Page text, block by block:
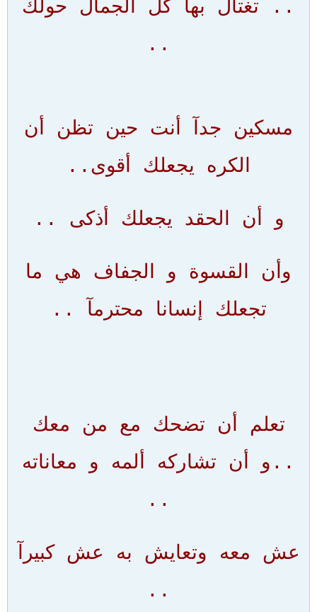
.. تغتال بها كل الجمال حولك
..
مسكين جدآ أنت حين تظن أن
الكره يجعلك أقوى..
و أن الحقد يجعلك أذكى ..
وأن القسوة و الجفاف هي ما
تجعلك إنسانا محترمآ ..
تعلم أن تضحك مع من معك
..و أن تشاركه ألمه و معاناته
..
عش معه وتعايش به عش كبيرآ
..